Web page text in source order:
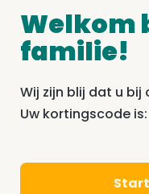
Welkom
familie!
Wij zijn blij dat u bij
Uw kortingscode is: